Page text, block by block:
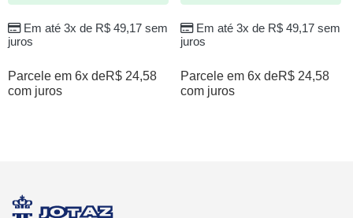
Em até 3x de R$49,17sem
juros
Parcele em 6x deR$ 24,58
com juros
Em até 3x de R$49,17sem
juros
Parcele em 6x deR$ 24,58
com juros